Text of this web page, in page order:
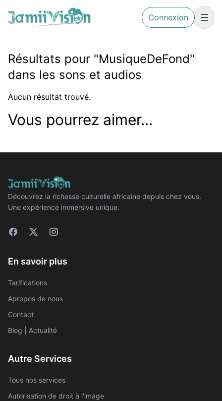
Connexion
Résultats pour "MusiqueDeFond"
dans les sons et audios
Aucun résultat trouvé.
Vous pourrez aimer...
Découvrez la richesse culturelle africaine depuis chez vous.
Une expérience immersive unique.
En savoir plus
Tarifications
Apropos de nous
Contact
Blog | Actualité
Autre Services
Tous nos services
Autorisation de droit à l'image